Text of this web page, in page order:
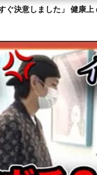
ぐ決意しました」 健康